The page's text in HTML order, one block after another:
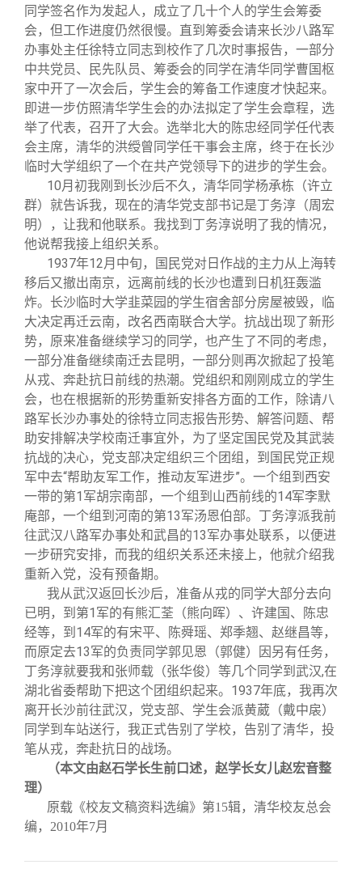
同学签名作为发起人，成立了几十个人的学生会筹委
会，但工作进度仍然很慢。直到筹委会请来长沙八路军
办事处主任徐特立同志到校作了几次时事报告，一部分
中共党员、民先队员、筹委会的同学在清华同学曹国枢
家中开了一次会后，学生会的筹备工作速度才快起来。
即进一步仿照清华学生会的办法拟定了学生会章程，选
举了代表，召开了大会。选举北大的陈忠经同学任代表
会主席，清华的洪绶曾同学任干事会主席，终于在长沙
临时大学组织了一个在共产党领导下的进步的学生会。
10月初我刚到长沙后不久，清华同学杨承栋（许立
群）就告诉我，现在的清华党支部书记是丁务淳（周宏
明），让我和他联系。我找到丁务淳说明了我的情况，
他说帮我接上组织关系。
1937年12月中旬，国民党对日作战的主力从上海转
移后又撤出南京，远离前线的长沙也遭到日机狂轰滥
炸。长沙临时大学韭菜园的学生宿舍部分房屋被毁，临
大决定再迁云南，改名西南联合大学。抗战出现了新形
势，原来准备继续学习的同学，也产生了不同的考虑，
一部分准备继续南迁去昆明，一部分则再次掀起了投笔
从戎、奔赴抗日前线的热潮。党组织和刚刚成立的学生
会，也在根据新的形势重新安排各方面的工作，除请八
路军长沙办事处的徐特立同志报告形势、解答问题、帮
助安排解决学校南迁事宜外，为了坚定国民党及其武装
抗战的决心，党支部决定组织三个团组，到国民党正规
军中去“帮助友军工作，推动友军进步”。一个组到西安
一带的第1军胡宗南部，一个组到山西前线的14军李默
庵部，一个组到河南的第13军汤恩伯部。丁务淳派我前
往武汉八路军办事处和武昌的13军办事处联系，以便进
一步研究安排，而我的组织关系还未接上，他就介绍我
重新入党，没有预备期。
我从武汉返回长沙后，准备从戎的同学大部分去向
已明，到第1军的有熊汇荃（熊向晖）、许建国、陈忠
经等，到14军的有宋平、陈舜瑶、郑季翘、赵继昌等，
而原定去13军的负责同学郭见恩（郭健）因另有任务，
丁务淳就要我和张师载（张华俊）等几个同学到武汉,在
湖北省委帮助下把这个团组织起来。1937年底，我再次
离开长沙前往武汉，党支部、学生会派黄葳（戴中扆）
同学到车站送行，我正式告别了学校，告别了清华，投
笔从戎，奔赴抗日的战场。
（本文由赵石学长生前口述，赵学长女儿赵宏音整
理）
原载《校友文稿资料选编》第15辑，清华校友总会
编，2010年7月